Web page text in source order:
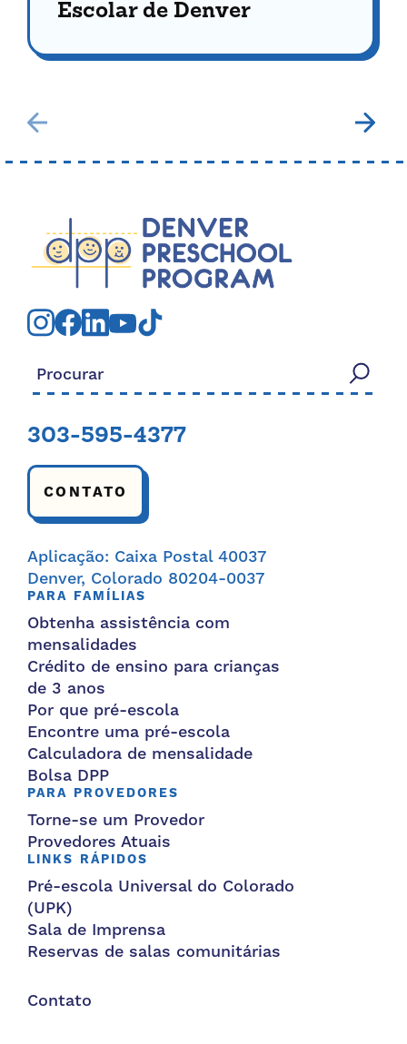
Escolar de Denver
Procurar:
303-595-4377
CONTATO
Aplicação: Caixa Postal 40037
Denver, Colorado 80204-0037
PARA FAMÍLIAS
Obtenha assistência com
mensalidades
Crédito de ensino para crianças
de 3 anos
Por que pré-escola
Encontre uma pré-escola
Calculadora de mensalidade
Bolsa DPP
PARA PROVEDORES
Torne-se um Provedor
Provedores Atuais
LINKS RÁPIDOS
Pré-escola Universal do Colorado
(UPK)
Sala de Imprensa
Reservas de salas comunitárias
Contato